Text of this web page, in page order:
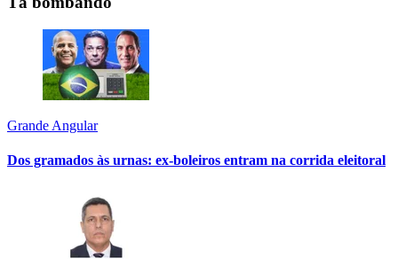
Grande Angular
Dos gramados às urnas: ex-boleiros entram na corrida eleitoral